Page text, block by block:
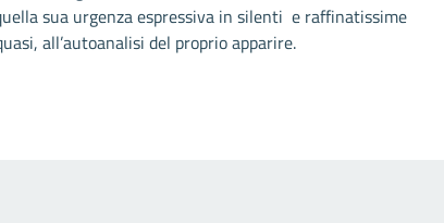
sua urgenza espressiva in silenti e raffinatissime
all’autoanalisi del proprio apparire.